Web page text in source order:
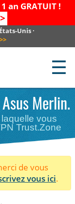
an GRATUIT !
États-Unis ·
>>
☰
Merlin.
vous
Trust.Zone
de vous
vous ici.